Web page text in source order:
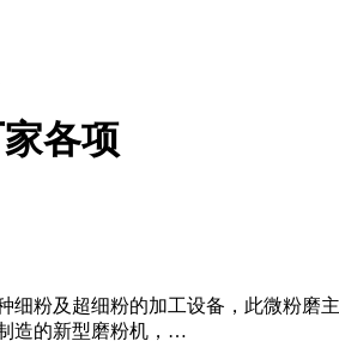
各项
细粉及超细粉的加工设备，此微粉磨
造的新型磨粉机，…